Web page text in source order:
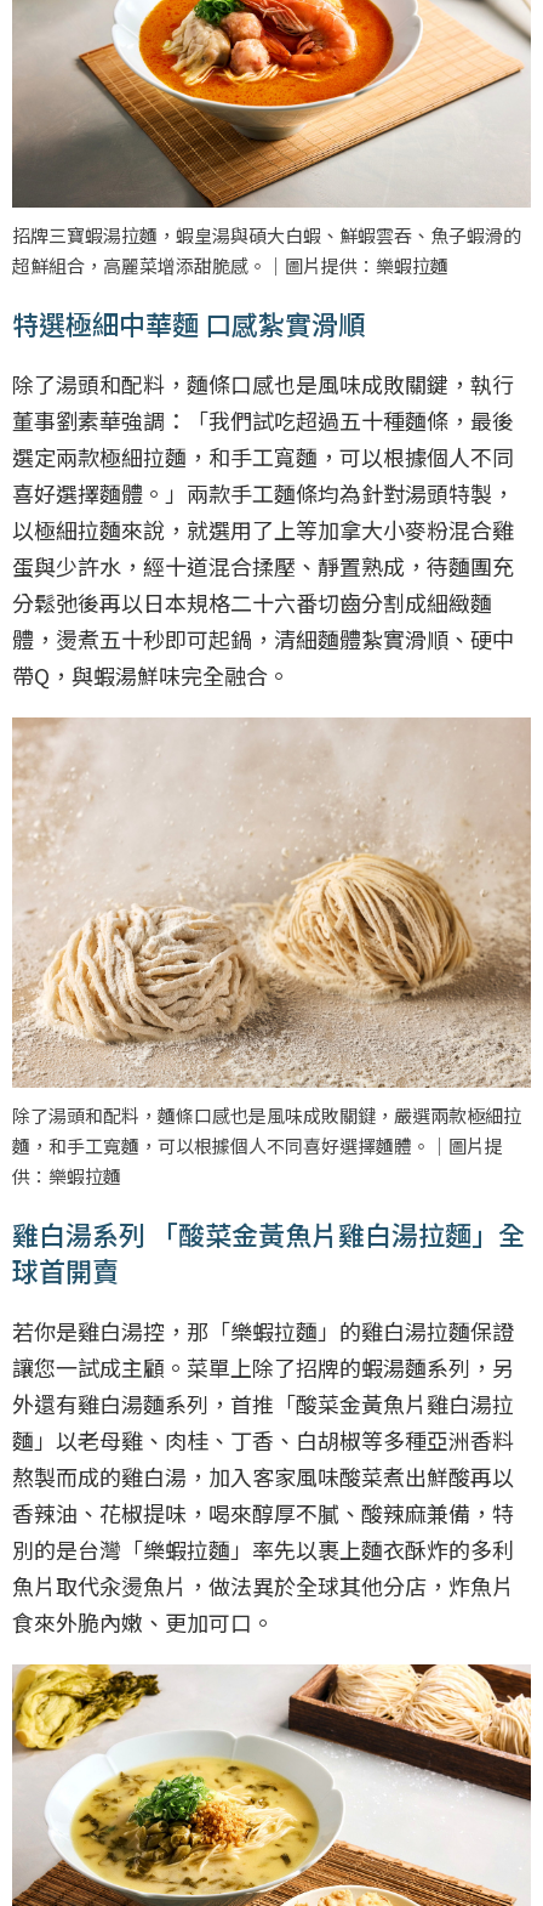
招牌三寶蝦湯拉麵，蝦皇湯與碩大白蝦、鮮蝦雲吞、魚子蝦滑的
超鮮組合，高麗菜增添甜脆感。｜圖片提供：樂蝦拉麵
特選極細中華麵 口感紮實滑順
除了湯頭和配料，麵條口感也是風味成敗關鍵，執行
董事劉素華強調：「我們試吃超過五十種麵條，最後
選定兩款極細拉麵，和手工寬麵，可以根據個人不同
喜好選擇麵體。」兩款手工麵條均為針對湯頭特製，
以極細拉麵來說，就選用了上等加拿大小麥粉混合雞
蛋與少許水，經十道混合揉壓、靜置熟成，待麵團充
分鬆弛後再以日本規格二十六番切齒分割成細緻麵
體，燙煮五十秒即可起鍋，清細麵體紮實滑順、硬中
帶Q，與蝦湯鮮味完全融合。
除了湯頭和配料，麵條口感也是風味成敗關鍵，嚴選兩款極細拉
麵，和手工寬麵，可以根據個人不同喜好選擇麵體。｜圖片提
供：樂蝦拉麵
雞白湯系列 「酸菜金黃魚片雞白湯拉麵」全
球首開賣
若你是雞白湯控，那「樂蝦拉麵」的雞白湯拉麵保證
讓您一試成主顧。菜單上除了招牌的蝦湯麵系列，另
外還有雞白湯麵系列，首推「酸菜金黃魚片雞白湯拉
麵」以老母雞、肉桂、丁香、白胡椒等多種亞洲香料
熬製而成的雞白湯，加入客家風味酸菜煮出鮮酸再以
香辣油、花椒提味，喝來醇厚不膩、酸辣麻兼備，特
別的是台灣「樂蝦拉麵」率先以裹上麵衣酥炸的多利
魚片取代汆燙魚片，做法異於全球其他分店，炸魚片
食來外脆內嫩、更加可口。